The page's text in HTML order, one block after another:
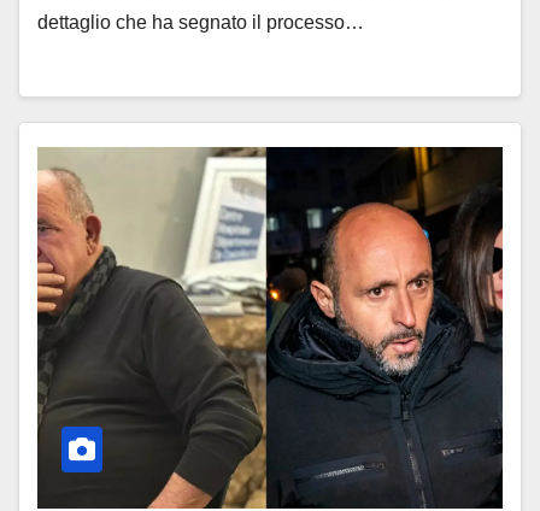
dettaglio che ha segnato il processo…